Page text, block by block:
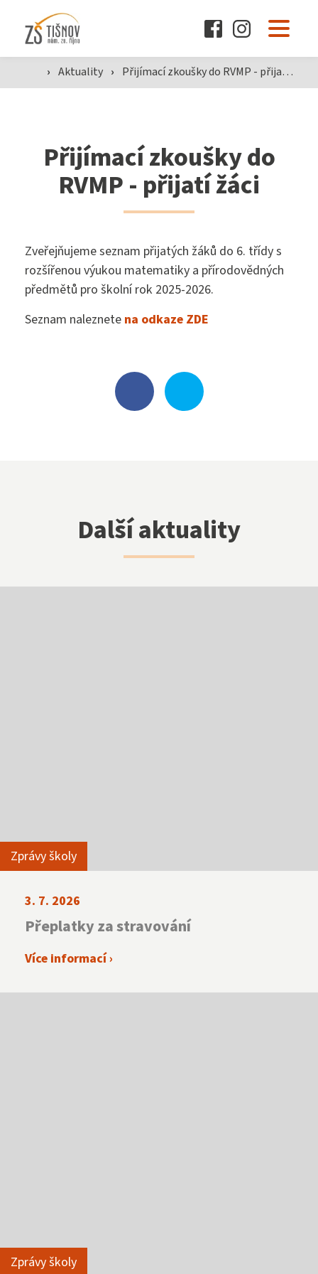
O škole
Pro žáky a rodiče
Dokumenty
Kontakty
› Aktuality › Přijímací zkoušky do RVMP - přijatí žáci
Přijímací zkoušky do
RVMP - přijatí žáci
Zveřejňujeme seznam přijatých žáků do 6. třídy s
rozšířenou výukou matematiky a přírodovědných
předmětů pro školní rok 2025-2026.
Seznam naleznete na odkaze ZDE
Další aktuality
Zprávy školy
3. 7. 2026
Přeplatky za stravování
Více informací ›
Zprávy školy